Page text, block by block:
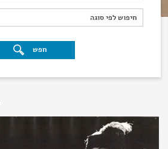
חיפוש לפי סוגה
חיפוש לפי סוגה
חפש